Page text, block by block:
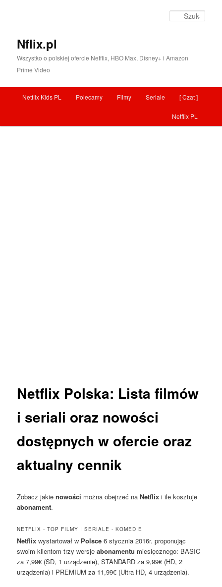
Nflix.pl
Wszystko o polskiej ofercie Netflix, HBO Max, Disney+ i Amazon
Prime Video
Menu główne
Przeskocz do tekstu [ Czat ]
Seriale
Filmy
Polecamy
Netflix Kids PL
Netflix PL
Netflix Polska: Listafilmów
i seriali oraz nowości
dostępnych w ofercie oraz
aktualny cennik
Zobacz jakienowości można obejrzeć naNetflix i ile kosztuje
abonament.
NETFLIX - TOP FILMY I SERIALE - KOMEDIE
Netflix wystartował w Polsce 6 stycznia 2016r. proponując
swoim klientom trzy wersjeabonamentu miesięcznego: BASIC
za 7,99€ (SD, 1 urządzenie), STANDARD za 9,99€ (HD, 2
urządzenia) i PREMIUM za 11,99€ (Ultra HD, 4 urządzenia).